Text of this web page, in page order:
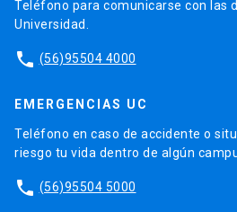
Teléfono para comunicarse con las
Universidad.
phone (56)95504 4000
EMERGENCIAS UC
Teléfono en caso de accidente o
riesgo tu vida dentro de algún
phone (56)95504 5000